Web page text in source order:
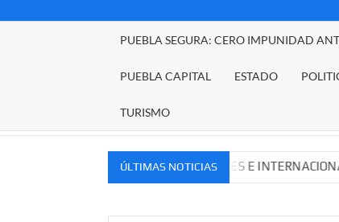
REGIONALES
PUEBLA SEGURA: CERO IMPUNIDAD
PUEBLA CAPITAL ESTADO
TURISMO
ÚLTIMAS NOTICIAS
MERCADOS NACIONALES E INTERNACIONALES